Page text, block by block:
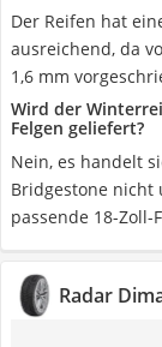
Der Reifen hat
ausreichend, da
1,6 mm
Wird der
Felgen geliefert?
Nein, es handelt
Bridgestone nicht
passende 18-Zoll-
Radar